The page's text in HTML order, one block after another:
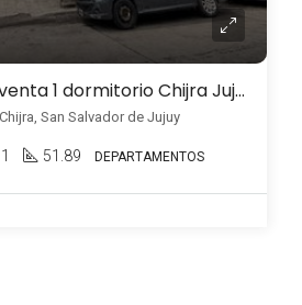
Departamento venta 1 dormitorio Chijra Jujuy
San Salvador de Jujuy
1 51.89 DEPARTAMENTOS